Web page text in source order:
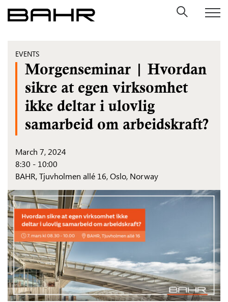
Skip
to
EVENTS
Morgenseminar | Hvordan
sikre at egen virksomhet
ikke deltar i ulovlig
samarbeid om arbeidskraft?
March 7, 2024
8:30 - 10:00
BAHR,Tjuvholmen allé 16, Oslo, Norway